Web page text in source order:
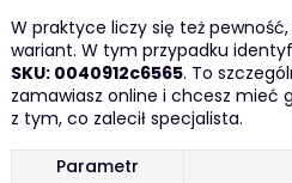
W praktyce liczy się też pewność,
wariant. W tym przypadku
SKU: 0040912c6565. To
zamawiasz online i chcesz mieć
z tym, co zalecił specjalista.
Parametr